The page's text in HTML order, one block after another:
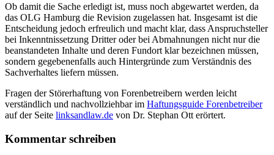
Ob damit die Sache erledigt ist, muss noch abgewartet werden, da
das OLG Hamburg die Revision zugelassen hat. Insgesamt ist die
Entscheidung jedoch erfreulich und macht klar, dass Anspruchsteller
bei Inkenntnissetzung Dritter oder bei Abmahnungen nicht nur die
beanstandeten Inhalte und deren Fundort klar bezeichnen müssen,
sondern gegebenenfalls auch Hintergründe zum Verständnis des
Sachverhaltes liefern müssen.
Fragen der Störerhaftung von Forenbetreibern werden leicht
verständlich und nachvollziehbar im Haftungsguide Forenbetreiber
auf der Seite linksandlaw.de von Dr. Stephan Ott erörtert.
Kommentar schreiben